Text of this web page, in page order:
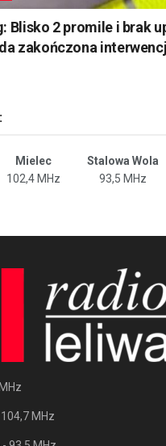
Blisko 2 promile i brak
zakończona
Mielec Stalowa Wola
102,4 MHz 93,5 MHz
MHz